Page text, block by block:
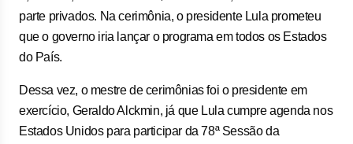
parte privados. Na cerimônia, o presidente Lula prometeu
que o governo iria lançar o programa em todos os Estados
do País.
Dessa vez, o mestre de cerimônias foi o presidente em
exercício, Geraldo Alckmin, já que Lula cumpre agenda nos
Estados Unidos para participar da 78ª Sessão da